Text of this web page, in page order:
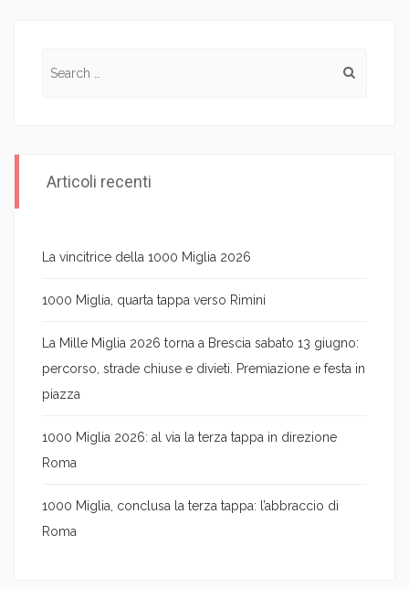
Articoli recenti
La vincitrice della 1000 Miglia 2026
1000 Miglia, quarta tappa verso Rimini
La Mille Miglia 2026 torna a Brescia sabato 13 giugno:
percorso, strade chiuse e divieti. Premiazione e festa in
piazza
1000 Miglia 2026: al via la terza tappa in direzione
Roma
1000 Miglia, conclusa la terza tappa: l’abbraccio di
Roma